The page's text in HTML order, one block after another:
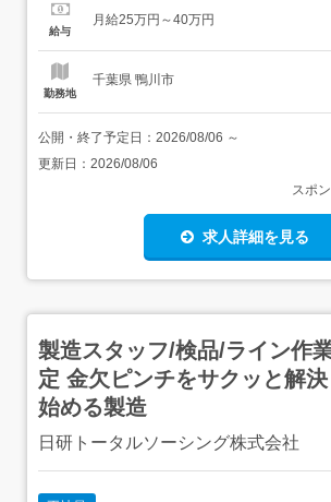
28分 URL ...
給与
月給25万円～40万円
勤務地
千葉県 鴨川市
公開・終了予定日： 2026/08/06 ～
更新日： 2026/08/06
スポ
求人詳細を見る
製造スタッフ/検品/ライン作
定 金欠ピンチをサクッと解
始める製造
日研トータルソーシング株式会社